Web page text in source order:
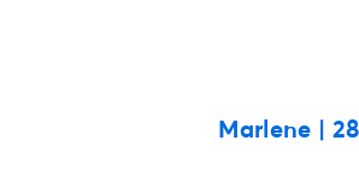
Marlene |